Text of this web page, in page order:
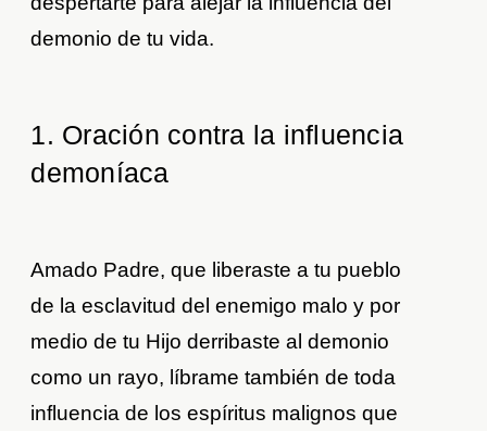
demonio de tu vida.
1. Oración contra la influencia
demoníaca
Amado Padre, que liberaste a tu pueblo
de la esclavitud del enemigo malo y por
medio de tu Hijo derribaste al demonio
como un rayo, líbrame también de toda
influencia de los espíritus malignos que